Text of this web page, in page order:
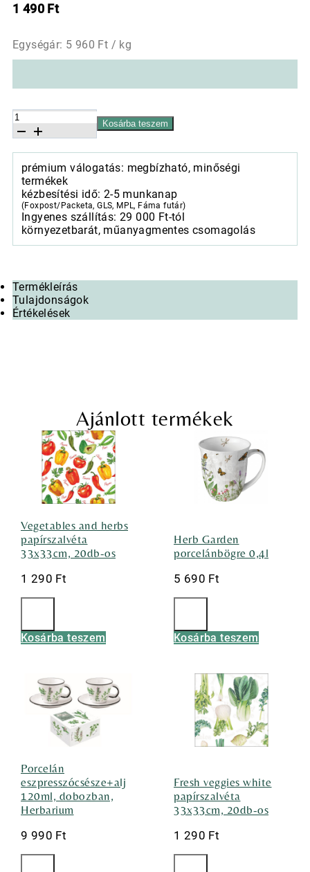
1 490 Ft
Egységár: 5 960 Ft / kg
Gluténmentes
tészta
Cannelloni
250
mennyiség
Kosárba teszem
prémium válogatás: megbízható, minőségi
termékek
kézbesítési idő: 2-5 munkanap
(Foxpost/Packeta, GLS, MPL, Fáma futár)
Ingyenes szállítás: 29 000 Ft-tól
környezetbarát, műanyagmentes csomagolás
Termékleírás
Tulajdonságok
Értékelések
Ajánlott termékek
Vegetables and herbs
papírszalvéta
33x33cm, 20db-os
1 290 Ft
Kosárba teszem
Herb Garden
porcelánbögre 0,4l
5 690 Ft
Kosárba teszem
Porcelán
eszpresszócsésze+alj
120ml, dobozban,
Herbarium
9 990 Ft
Fresh veggies white
papírszalvéta
33x33cm, 20db-os
1 290 Ft